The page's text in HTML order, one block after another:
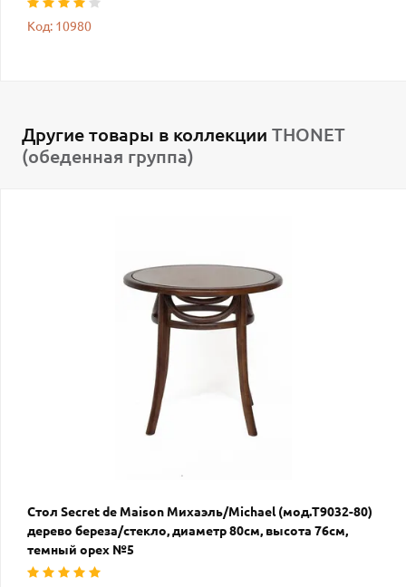
Код: 10980
Другие товары в коллекции THONET
(обеденная группа)
Стол Secret de Maison Михаэль/Michael (мод.T9032-80)
дерево береза/стекло, диаметр 80см, высота 76см,
темный орех №5